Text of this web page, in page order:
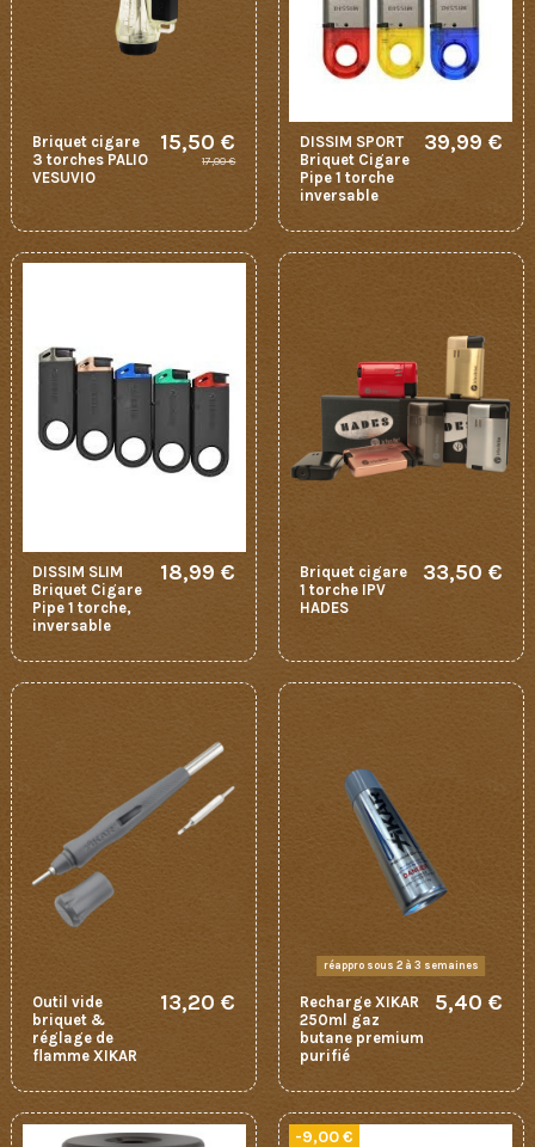
Briquet cigare
3 torches PALIO
VESUVIO
15,50 €
17,00 €
DISSIM SPORT
Briquet Cigare
Pipe 1 torche
inversable
39,99 €
DISSIM SLIM
Briquet Cigare
Pipe 1 torche,
inversable
18,99 €
Briquet cigare
1 torche IPV
HADES
33,50 €
Outil vide
briquet &
réglage de
flamme XIKAR
13,20 €
réappro sous 2 à 3 semaines
Recharge XIKAR
250ml gaz
butane premium
purifié
5,40 €
-9,00 €